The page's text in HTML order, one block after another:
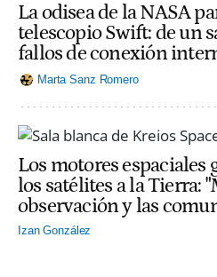
La odisea de la NASA
telescopio Swift: de un
fallos de conexión
Marta Sanz Romero
Los motores espaciales
los satélites a la Tierra:
observación y las
Izan González